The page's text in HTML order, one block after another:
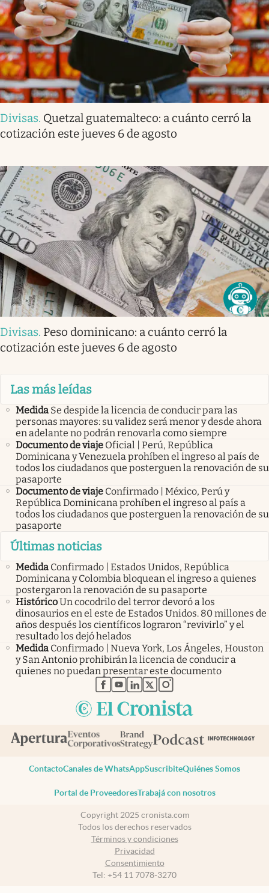
Divisas. Quetzal guatemalteco: a cuánto cerró la
cotización este jueves 6 de agosto
Divisas. Peso dominicano: a cuánto cerró la
cotización este jueves 6 de agosto
Las más leídas
Medida Se despide la licencia de conducir para las
personas mayores: su validez será menor y desde ahora
en adelante no podrán renovarla como siempre
Documento de viaje Oficial | Perú, República
Dominicana y Venezuela prohíben el ingreso al país de
todos los ciudadanos que posterguen la renovación de su
pasaporte
Documento de viaje Confirmado | México, Perú y
República Dominicana prohíben el ingreso al país a
todos los ciudadanos que posterguen la renovación de su
pasaporte
Últimas noticias
Medida Confirmado | Estados Unidos, República
Dominicana y Colombia bloquean el ingreso a quienes
postergaron la renovación de su pasaporte
HistóricoUn cocodrilo del terror devoró a los
dinosaurios en el este de Estados Unidos. 80 millones de
años después los científicos lograron “revivirlo” y el
resultado los dejó helados
Medida Confirmado | Nueva York, Los Ángeles, Houston
y San Antonio prohibirán la licencia de conducir a
quienes no puedan presentar este documento
abre en nueva pestaña
abre en nueva pestaña
abre en nueva pestaña
abre en nueva pestaña
abre en nueva pestaña
ContactoCanales de WhatsAppSuscribiteQuiénes Somos
Portal de ProveedoresTrabajá con nosotros
Copyright 2025 cronista.com
Todos los derechos reservados
Términos y condiciones
Privacidad
Consentimiento
Tel: +54 11 7078-3270